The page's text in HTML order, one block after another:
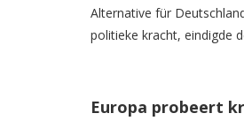
Alternative für
politieke kracht, eindigde
Europa probeert